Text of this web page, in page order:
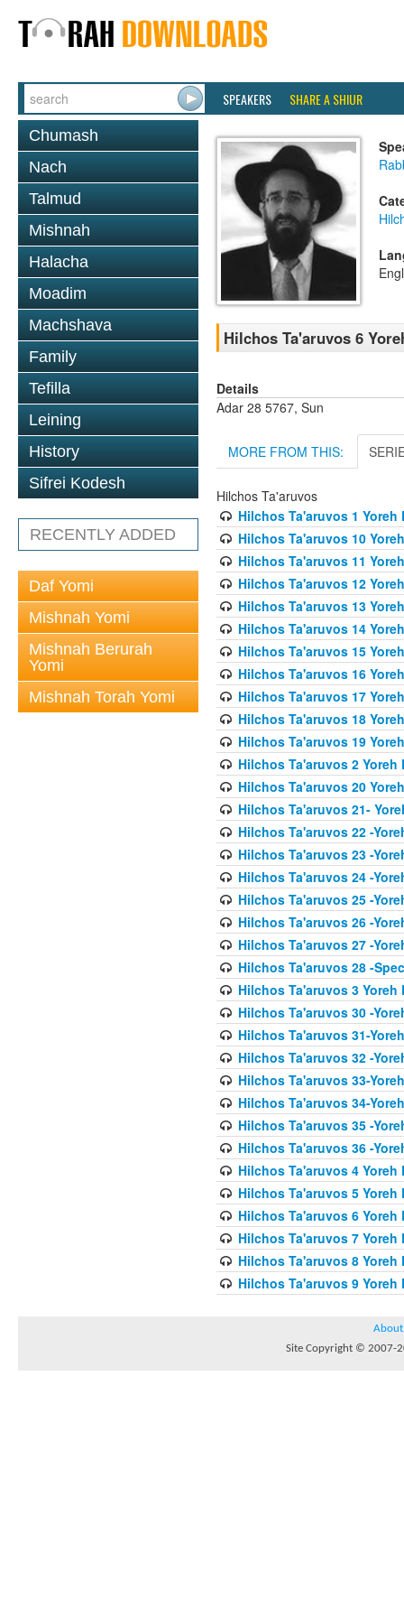
SPEAKERS SHARE A SHIUR
Chumash
Nach
Talmud
Mishnah
Halacha
Moadim
Machshava
Family
Tefilla
Leining
History
Sifrei Kodesh
RECENTLY ADDED
Daf Yomi
Mishnah Yomi
Mishnah Berurah
Yomi
Mishnah Torah Yomi
Hilchos Ta'aruvos 6
Details
Adar 28 5767, Sun
MORE FROM THIS:
Hilchos Ta'aruvos
Hilchos Ta'aruvos 1 Yoreh
Hilchos Ta'aruvos 10
Hilchos Ta'aruvos 11
Hilchos Ta'aruvos 12
Hilchos Ta'aruvos 13
Hilchos Ta'aruvos 14
Hilchos Ta'aruvos 15
Hilchos Ta'aruvos 16
Hilchos Ta'aruvos 17
Hilchos Ta'aruvos 18
Hilchos Ta'aruvos 19
Hilchos Ta'aruvos 2 Yoreh
Hilchos Ta'aruvos 20
Hilchos Ta'aruvos 21-
Hilchos Ta'aruvos 22 -
Hilchos Ta'aruvos 23 -
Hilchos Ta'aruvos 24 -
Hilchos Ta'aruvos 25 -
Hilchos Ta'aruvos 26 -
Hilchos Ta'aruvos 27 -
Hilchos Ta'aruvos 28 -
Hilchos Ta'aruvos 3 Yoreh
Hilchos Ta'aruvos 30 -
Hilchos Ta'aruvos 31-
Hilchos Ta'aruvos 32 -
Hilchos Ta'aruvos 33-
Hilchos Ta'aruvos 34-
Hilchos Ta'aruvos 35 -
Hilchos Ta'aruvos 36 -
Hilchos Ta'aruvos 4 Yoreh
Hilchos Ta'aruvos 5 Yoreh
Hilchos Ta'aruvos 6 Yoreh
Hilchos Ta'aruvos 7 Yoreh
Hilchos Ta'aruvos 8 Yoreh
Hilchos Ta'aruvos 9 Yoreh
About
Site Copyright © 2007-